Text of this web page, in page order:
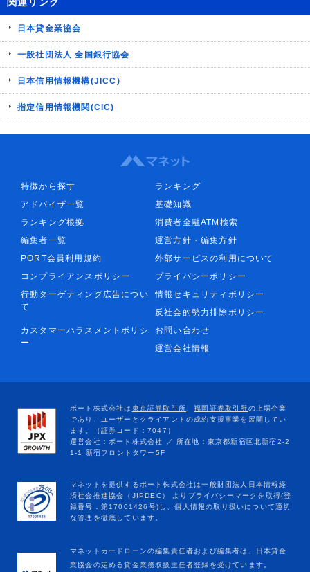
関連リンク
日本貸金業協会
一般社団法人 全国銀行協会
日本信用情報機構(JICC)
指定信用情報機関(CIC)
特徴から探す
ランキング
アドバイザ一覧
基礎知識
ランキング根拠
消費者金融ATM検索
編集者一覧
運営方針・編集方針
PORT会員利用規約
外部サービスの利用について
コンプライアンスポリシー
プライバシーポリシー
行動ターゲティング広告につい
て
情報セキュリティポリシー
反社会的勢力排除ポリシー
カスタマーハラスメントポリシ
ー
お問い合わせ
運営会社情報
マネットカードローンの編集責任者および編集者は、日本貸金
業協会の定める貸金業務取扱主任者登録を受けています。